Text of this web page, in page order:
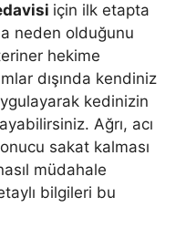
için ilk etapta
neden olduğunu
hekime
dışında kendiniz
kedinizin
Ağrı, acı
sakat kalması
müdahale
bilgileri bu